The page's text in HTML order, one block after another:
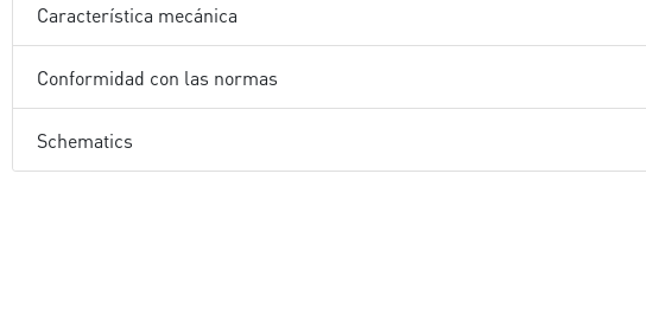
Característica mecánica
Conformidad con las normas
Schematics